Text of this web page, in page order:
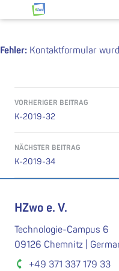
Zum Inhalt springen
HZwo – Antrieb für
Fehler: Kontaktformular
VORHERIGER BEITRAG
K-2019-32
NÄCHSTER BEITRAG
K-2019-34
HZwo e. V.
Technologie-Campus 6
09126 Chemnitz |
+49 371 337 179 33